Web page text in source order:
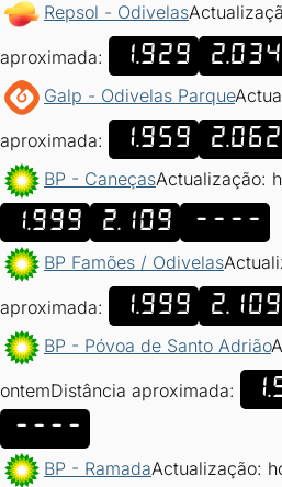
Repsol - Odivelas
aproximada: 1.929 2.034
Galp - Odivelas Parque
aproximada: 1.959 2.062
BP - CaneçasActualização:
1.999 2.109 ----
BP Famões / Odivelas
aproximada: 1.999 2.109
BP - Póvoa de Santo Adrião
ontemDistância aproximada:
----
BP - RamadaActualização: